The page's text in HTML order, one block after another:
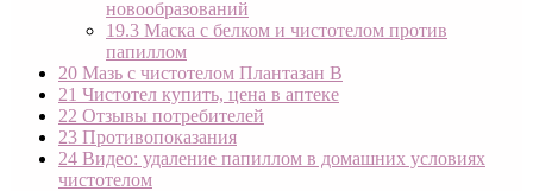
новообразований
19.3 Маска с белком и чистотелом против
папиллом
20 Мазь с чистотелом Плантазан В
21 Чистотел купить, цена в аптеке
22 Отзывы потребителей
23 Противопоказания
24 Видео: удаление папиллом в домашних условиях
чистотелом